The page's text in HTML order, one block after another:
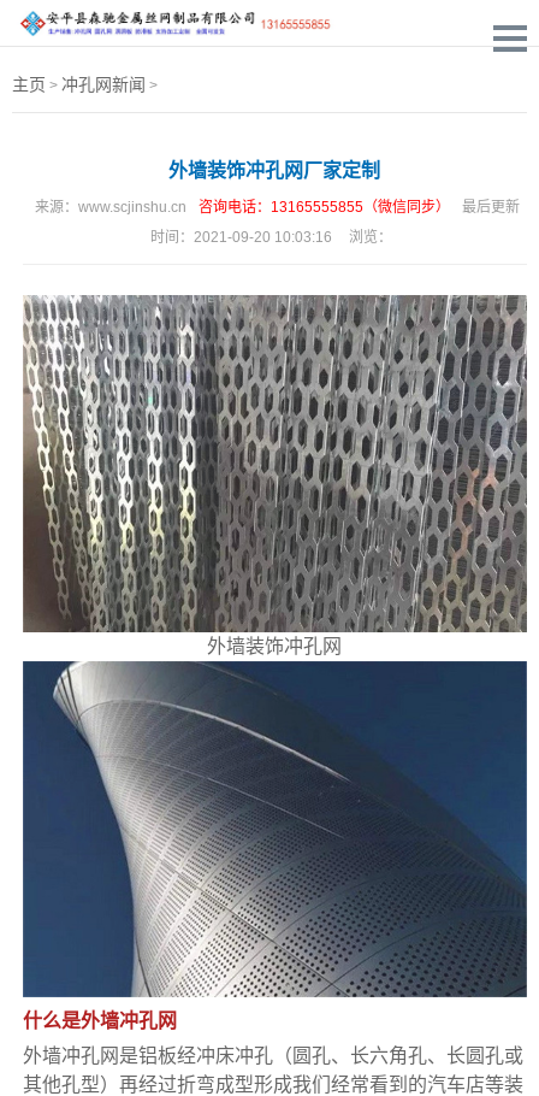
主页 > 冲孔网新闻 >
外墙装饰冲孔网厂家定制
来源：www.scjinshu.cn 咨询电话：13165555855（微信同步）
最后更新
时间：2021-09-20 10:03:16 浏览：
外墙装饰冲孔网
什么是外墙冲孔网
外墙冲孔网是铝板经冲床冲孔（圆孔、长六角孔、长圆孔或
其他孔型）再经过折弯成型形成我们经常看到的汽车店等装